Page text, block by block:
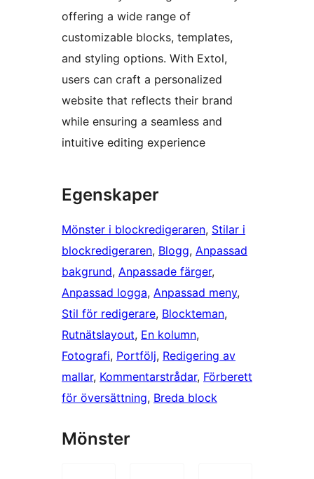
offering a wide range of
customizable blocks, templates,
and styling options. With Extol,
users can craft a personalized
website that reflects their brand
while ensuring a seamless and
intuitive editing experience
Egenskaper
Mönster i blockredigeraren, Stilar i
blockredigeraren, Blogg, Anpassad
bakgrund, Anpassade färger
Anpassad logga, Anpassad meny
Stil för redigerare, Blockteman
Rutnätslayout, En kolumn
Fotografi, Portfölj, Redigering av
mallar, Kommentarstrådar, Förberett
för översättning, Breda block
Mönster